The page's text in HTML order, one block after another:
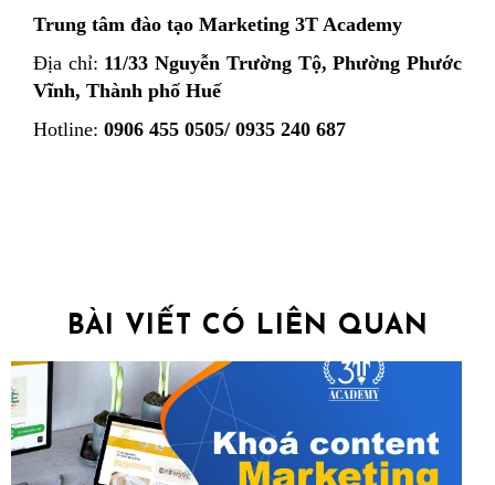
Trung tâm đào tạo Marketing 3T Academy
Địa chỉ: 11/33 Nguyễn Trường Tộ, Phường Phước
Vĩnh, Thành phố Huế
Hotline: 0906 455 0505/ 0935 240 687
BÀI VIẾT CÓ LIÊN QUAN